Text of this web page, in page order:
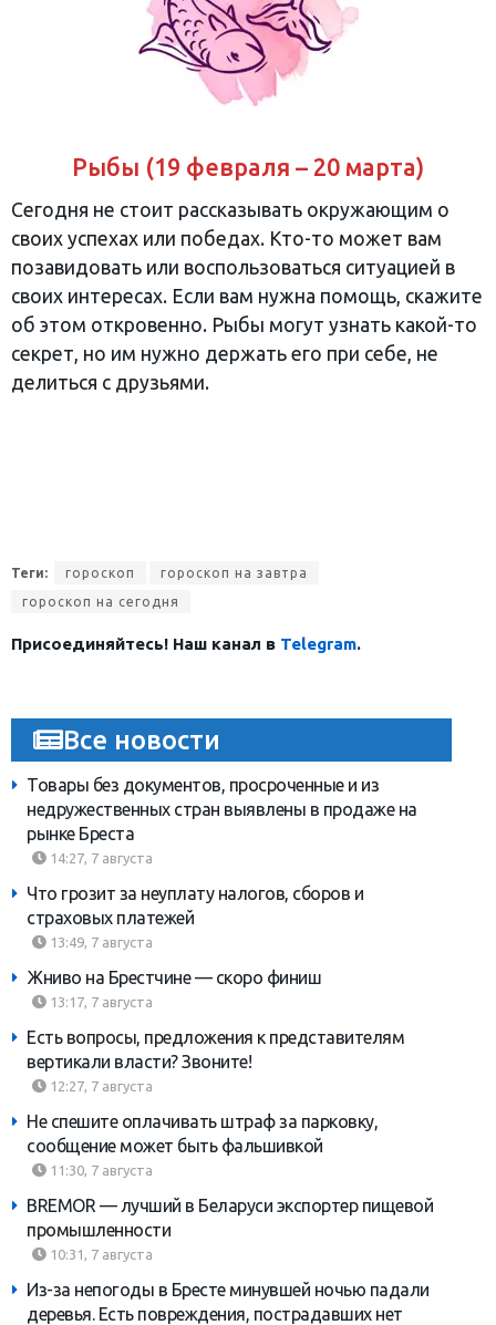
Рыбы (19 февраля – 20 марта)
Сегодня не стоит рассказывать окружающим о
своих успехах или победах. Кто-то может вам
позавидовать или воспользоваться ситуацией в
своих интересах. Если вам нужна помощь, скажите
об этом откровенно. Рыбы могут узнать какой-то
секрет, но им нужно держать его при себе, не
делиться с друзьями.
Теги: гороскоп
гороскоп на завтра
гороскоп на сегодня
Присоединяйтесь! Наш канал в Telegram.
Все новости
Товары без документов, просроченные и из
недружественных стран выявлены в продаже на
рынке Бреста
14:27, 7 августа
Что грозит за неуплату налогов, сборов и
страховых платежей
13:49, 7 августа
Жниво на Брестчине — скоро финиш
13:17, 7 августа
Есть вопросы, предложения к представителям
вертикали власти? Звоните!
12:27, 7 августа
Не спешите оплачивать штраф за парковку,
сообщение может быть фальшивкой
11:30, 7 августа
BREMOR — лучший в Беларуси экспортер пищевой
промышленности
10:31, 7 августа
Из-за непогоды в Бресте минувшей ночью падали
деревья. Есть повреждения, пострадавших нет